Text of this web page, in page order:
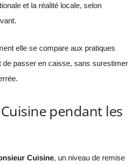
et la réalité locale, selon
elle se compare aux pratiques
de passer en caisse, sans surestimer
pendant les
Cuisine, un niveau de remise